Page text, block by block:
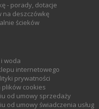
- porady, dotacje
na deszczówkę
ścieków
woda
internetowego
prywatności
cookies
od umowy sprzedaży
od umowy świadczenia usług